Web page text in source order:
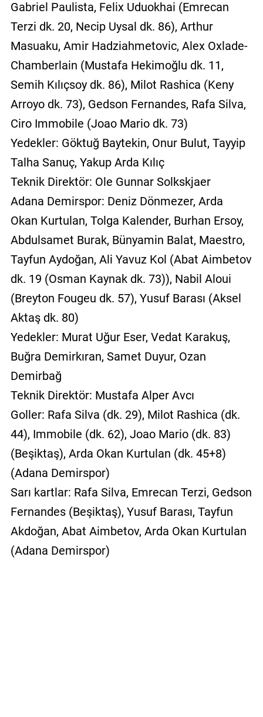
Gabriel Paulista, Felix Uduokhai (Emrecan
Terzi dk. 20, Necip Uysal dk. 86), Arthur
Masuaku, Amir Hadziahmetovic, Alex Oxlade-
Chamberlain (Mustafa Hekimoğlu dk. 11,
Semih Kılıçsoy dk. 86), Milot Rashica (Keny
Arroyo dk. 73), Gedson Fernandes, Rafa Silva,
Ciro Immobile (Joao Mario dk. 73)
Yedekler: Göktuğ Baytekin, Onur Bulut, Tayyip
Talha Sanuç, Yakup Arda Kılıç
Teknik Direktör: Ole Gunnar Solkskjaer
Adana Demirspor: Deniz Dönmezer, Arda
Okan Kurtulan, Tolga Kalender, Burhan Ersoy,
Abdulsamet Burak, Bünyamin Balat, Maestro,
Tayfun Aydoğan, Ali Yavuz Kol (Abat Aimbetov
dk. 19 (Osman Kaynak dk. 73)), Nabil Aloui
(Breyton Fougeu dk. 57), Yusuf Barası (Aksel
Aktaş dk. 80)
Yedekler: Murat Uğur Eser, Vedat Karakuş,
Buğra Demirkıran, Samet Duyur, Ozan
Demirbağ
Teknik Direktör: Mustafa Alper Avcı
Goller: Rafa Silva (dk. 29), Milot Rashica (dk.
44), Immobile (dk. 62), Joao Mario (dk. 83)
(Beşiktaş), Arda Okan Kurtulan (dk. 45+8)
(Adana Demirspor)
Sarı kartlar: Rafa Silva, Emrecan Terzi, Gedson
Fernandes (Beşiktaş), Yusuf Barası, Tayfun
Akdoğan, Abat Aimbetov, Arda Okan Kurtulan
(Adana Demirspor)